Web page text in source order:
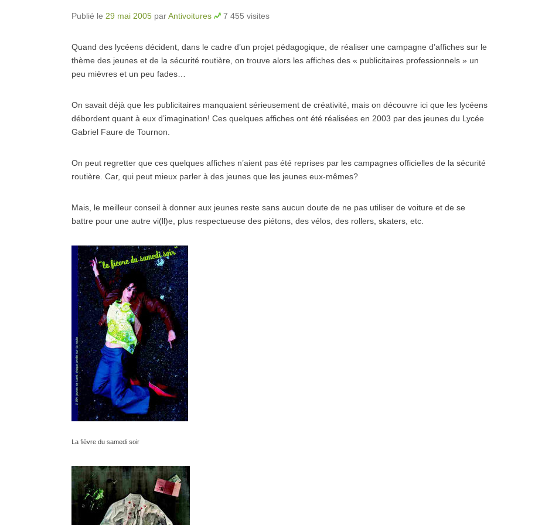
Publié le 29 mai 2005 parAntivoitures 7 455 visites
Quand des lycéens décident, dans le cadre d’un projet pédagogique, de réaliser une campagne d’affiches sur le
thème des jeunes et de la sécurité routière, on trouve alors les affiches des « publicitaires professionnels » un
peu mièvres et un peu fades…
On savait déjà que les publicitaires manquaient sérieusement de créativité, mais on découvre ici que les lycéens
débordent quant à eux d’imagination! Ces quelques affiches ont été réalisées en 2003 par des jeunes du Lycée
Gabriel Faure de Tournon.
On peut regretter que ces quelques affiches n’aient pas été reprises par les campagnes officielles de la sécurité
routière. Car, qui peut mieux parler à des jeunes que les jeunes eux-mêmes?
Mais, le meilleur conseil à donner aux jeunes reste sans aucun doute de ne pas utiliser de voiture et de se
battre pour une autre vi(ll)e, plus respectueuse des piétons, des vélos, des rollers, skaters, etc.
La fièvre du samedi soir